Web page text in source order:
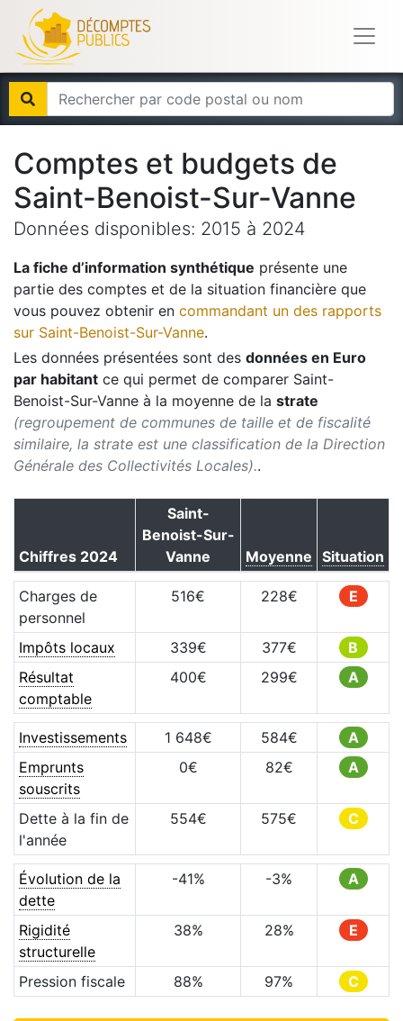
Comptes et budgets de
Saint-Benoist-Sur-Vanne
Données disponibles: 2015 à 2024
La fiche d’information synthétique présente une
partie des comptes et de la situation financière que
vous pouvez obtenir en commandant un des rapports
sur Saint-Benoist-Sur-Vanne.
Les données présentées sont des données en Euro
par habitant ce qui permet de comparer Saint-
Benoist-Sur-Vanne à la moyenne de la strate
(regroupement de communes de taille et de fiscalité
similaire, la strate est une classification de la Direction
Générale des Collectivités Locales)..
Chiffres 2024
Saint-
Benoist-Sur-
Vanne
Moyenne Situation
Charges de
personnel
516€ 228€ E
Impôts locaux 339€ 377€
B
Résultat
comptable
400€ 299€ A
Investissements 1 648€ 584€
A
Emprunts
souscrits
0€ 82€ A
Dette à la fin de
l'année
554€ 575€ C
Évolution de la
dette
-41% -3% A
Rigidité
structurelle
38% 28% E
Pression fiscale 88% 97% C